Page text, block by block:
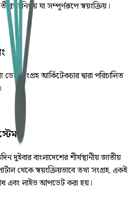
নির্ণয় যা সম্পূর্ণরূপে স্বয়ংক্রিয়।
সংগ্রহ আর্কিটেকচার দ্বারা পরিচালিত
দুইবার বাংলাদেশের শীর্ষস্থানীয় জাতীয়
থেকে স্বয়ংক্রিয়ভাবে তথ্য সংগ্রহ, একই
এবং লাইভ আপডেট করা হয়।